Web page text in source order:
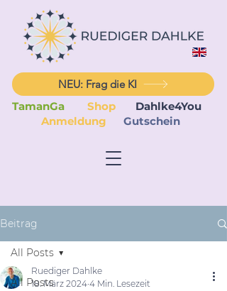
NEU: Frag die KI
TamanGa
Shop
Dahlke4You
Anmeldung
Gutschein
Beitrag
All Posts
All Posts
Ruediger Dahlke
18. März 2024 4 Min. Lesezeit